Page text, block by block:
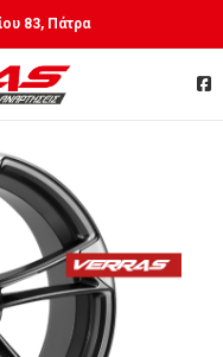
83, Πάτρα